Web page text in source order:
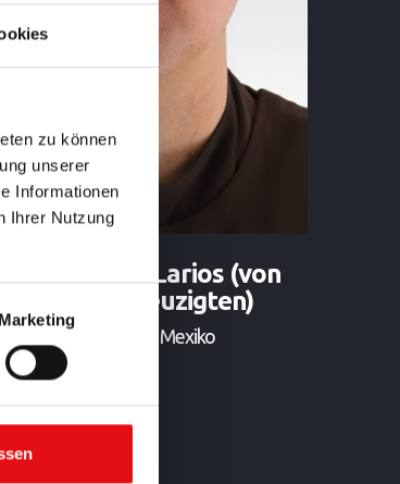
zu können
unserer
Informationen
Ihrer Nutzung
Marketing
Martínez Larios (von
dem Gekreuzigten)
VI Definitor • Provinz Mexiko